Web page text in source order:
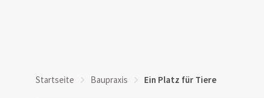
Startseite Baupraxis Ein Platz für Tiere